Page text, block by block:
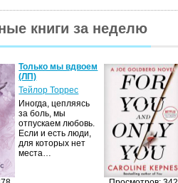
книги за неделю
Только мы вдвоем
(ЛП)
Тейлор Торрес
Иногда, цепляясь
за боль, мы
отпускаем любовь.
Если и есть люди,
для которых нет
места…